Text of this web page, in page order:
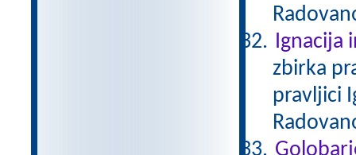
Ignacija
zbirka
pravljici